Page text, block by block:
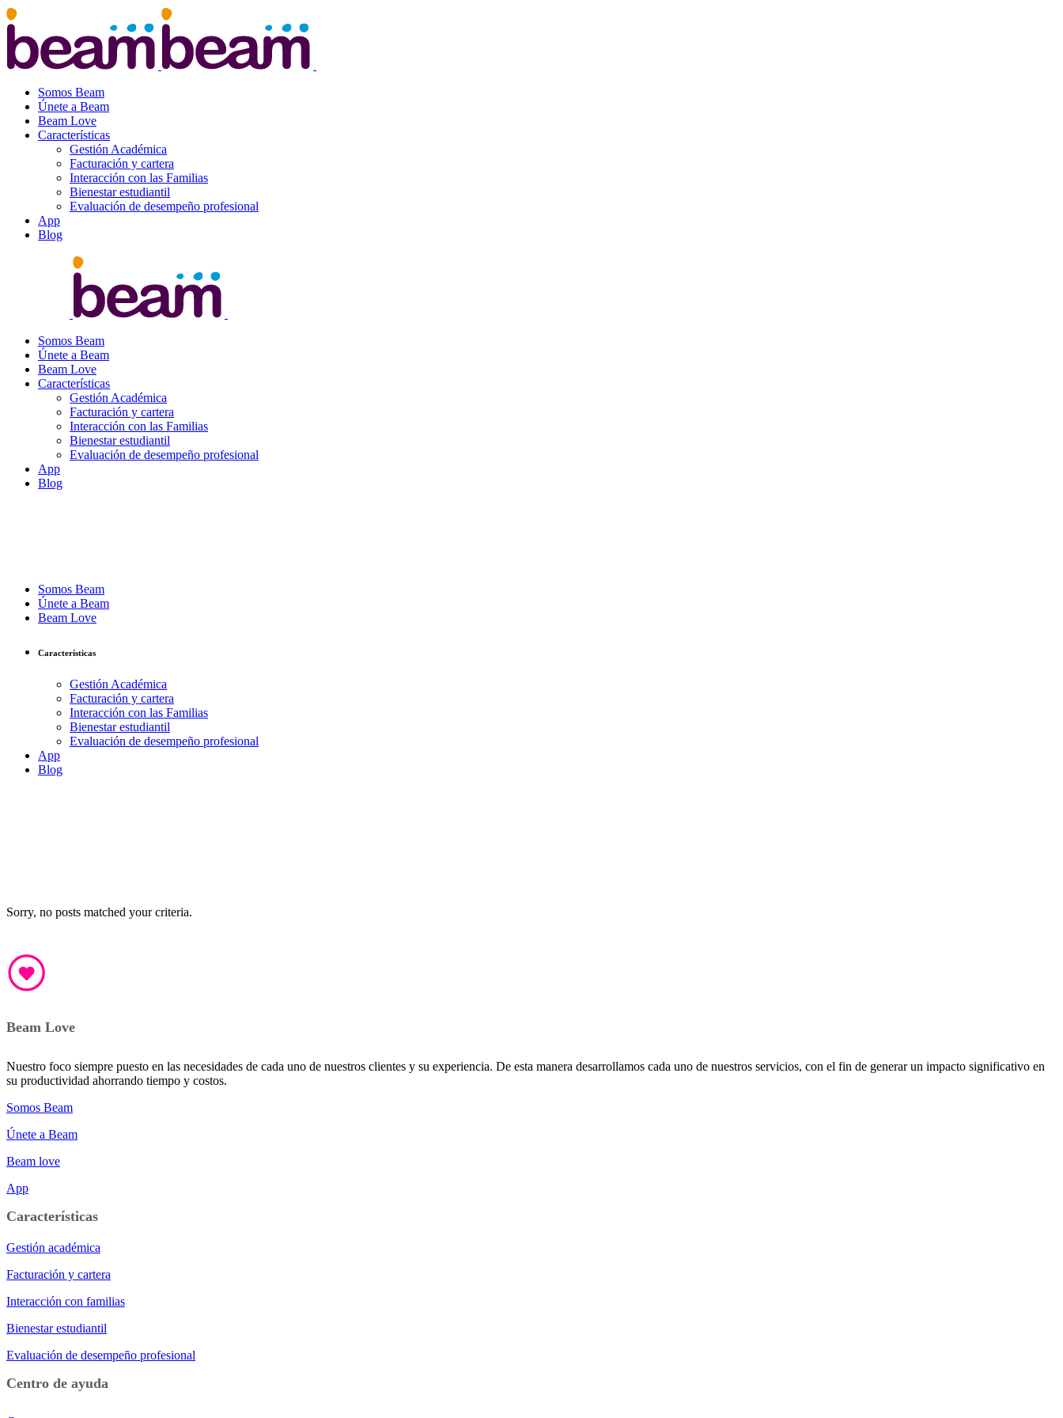
Somos Beam
Únete a Beam
Beam Love
Características
Gestión Académica
Facturación y cartera
Interacción con las Familias
Bienestar estudiantil
Evaluación de desempeño profesional
App
Blog
Somos Beam
Únete a Beam
Beam Love
Características
Gestión Académica
Facturación y cartera
Interacción con las Familias
Bienestar estudiantil
Evaluación de desempeño profesional
App
Blog
Somos Beam
Únete a Beam
Beam Love
Características
Gestión Académica
Facturación y cartera
Interacción con las Familias
Bienestar estudiantil
Evaluación de desempeño profesional
App
Blog
Sorry, no posts matched your criteria.
Beam Love
Nuestro foco siempre puesto en las necesidades de cada uno de nuestros clientes y su experiencia. De esta manera desarrollamos cada uno de nuestros servicios, con el fin de generar un impacto significativo en
su productividad ahorrando tiempo y costos.
Somos Beam
Únete a Beam
Beam love
App
Características
Gestión académica
Facturación y cartera
Interacción con familias
Bienestar estudiantil
Evaluación de desempeño profesional
Centro de ayuda